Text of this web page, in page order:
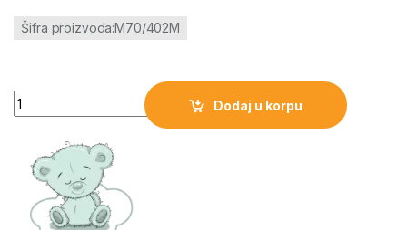
Šifra proizvoda:M70/402M
BBO muzicka crteska-WILD ANIMAL FRIEND količina
Dodaj u korpu